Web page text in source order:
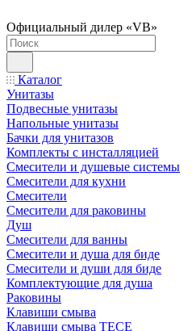
Официальный дилер «VB»
Каталог
Унитазы
Подвесные унитазы
Напольные унитазы
Бачки для унитазов
Комплекты с инсталляцией
Смесители и душевые системы
Смесители для кухни
Смесители
Смесители для раковины
Душ
Смесители для ванны
Смесители и душа для биде
Смесители и души для биде
Комплектующие для душа
Раковины
Клавиши смыва
Клавиши смыва TECE